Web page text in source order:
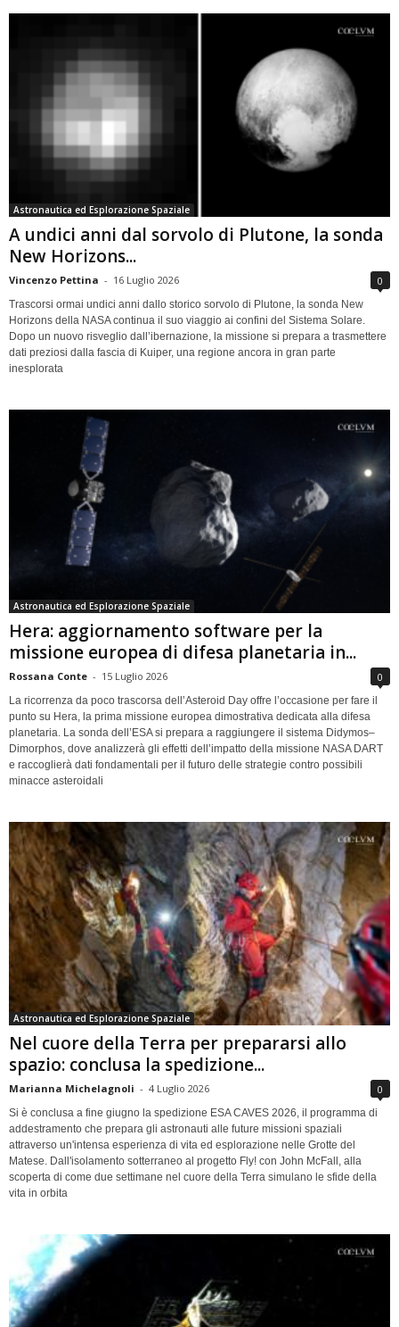
Astronautica ed Esplorazione Spaziale
A undici anni dal sorvolo di Plutone, la sonda
New Horizons...
Vincenzo Pettina - 16 Luglio 2026 0
Trascorsi ormai undici anni dallo storico sorvolo di Plutone, la sonda New
Horizons della NASA continua il suo viaggio ai confini del Sistema Solare.
Dopo un nuovo risveglio dall’ibernazione, la missione si prepara a trasmettere
dati preziosi dalla fascia di Kuiper, una regione ancora in gran parte
inesplorata
Astronautica ed Esplorazione Spaziale
Hera: aggiornamento software per la
missione europea di difesa planetaria in...
Rossana Conte - 15 Luglio 2026 0
La ricorrenza da poco trascorsa dell’Asteroid Day offre l’occasione per fare il
punto su Hera, la prima missione europea dimostrativa dedicata alla difesa
planetaria. La sonda dell’ESA si prepara a raggiungere il sistema Didymos–
Dimorphos, dove analizzerà gli effetti dell’impatto della missione NASA DART
e raccoglierà dati fondamentali per il futuro delle strategie contro possibili
minacce asteroidali
Astronautica ed Esplorazione Spaziale
Nel cuore della Terra per prepararsi allo
spazio: conclusa la spedizione...
Marianna Michelagnoli - 4 Luglio 2026 0
Si è conclusa a fine giugno la spedizione ESA CAVES 2026, il programma di
addestramento che prepara gli astronauti alle future missioni spaziali
attraverso un'intensa esperienza di vita ed esplorazione nelle Grotte del
Matese. Dall'isolamento sotterraneo al progetto Fly! con John McFall, alla
scoperta di come due settimane nel cuore della Terra simulano le sfide della
vita in orbita